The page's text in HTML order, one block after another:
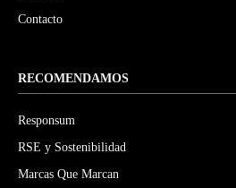
Contacto
RECOMENDAMOS
Responsum
RSE y Sostenibilidad
Marcas Que Marcan